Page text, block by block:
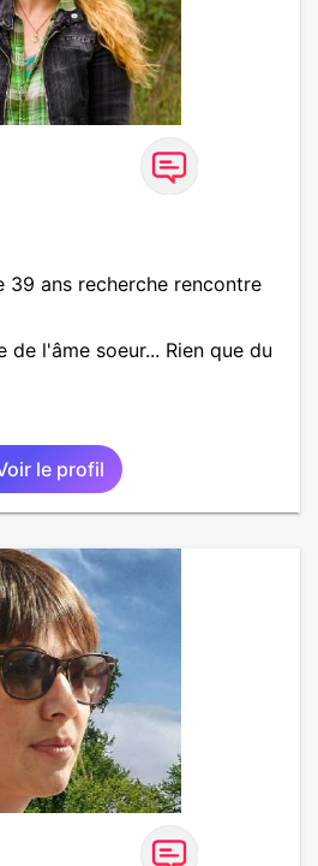
39 ans recherche rencontre
de l'âme soeur... Rien que du
le profil